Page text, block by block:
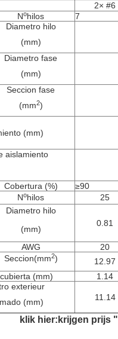
2× #6
Nohilos
7
Diametro hilo
(mm)
Diametro fase
(mm)
Seccion fase
(mm2)
(mm)
aislamiento
Cobertura (%)
≥90
Nohilos 25
Diametro hilo
(mm)
0.81
AWG 20
Seccion(mm2) 12.97
(mm)
1.14
exterieur
(mm)
11.14
klik hier:krijgen prijs "